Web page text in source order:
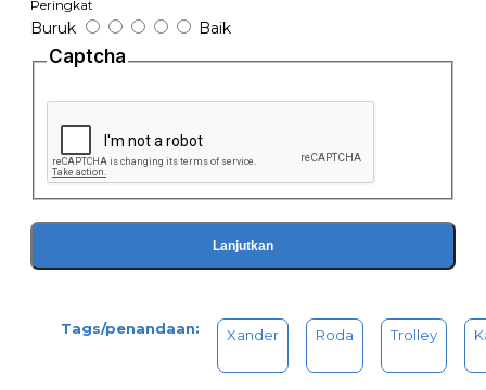
Peringkat
Buruk Baik
Captcha
Lanjutkan
Tags/penandaan: Xander Roda Trolley